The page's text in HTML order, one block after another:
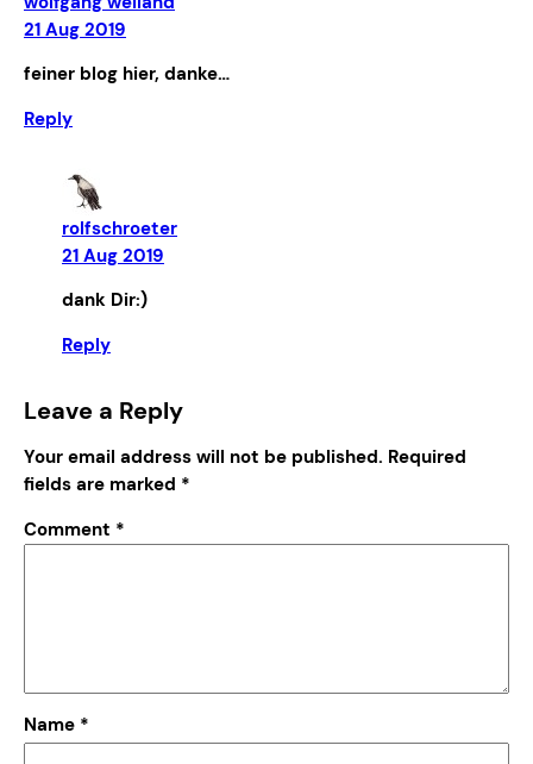
21 Aug 2019
feiner blog hier, danke…
Reply
rolfschroeter
21 Aug 2019
dank Dir:)
Reply
Leave a Reply
Your email address will not be published. Required
fields are marked *
Comment *
Name *